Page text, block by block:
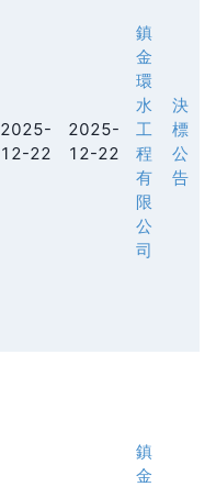
2025-
12-22
2025-
12-22
鎮
金
環
水
工
程
有
限
公
司
決
標
公
告
鎮
金